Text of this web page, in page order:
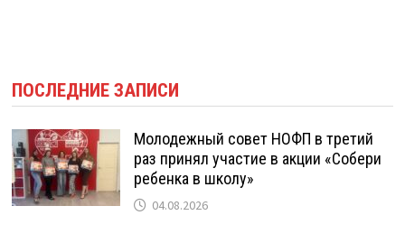
ПОСЛЕДНИЕ ЗАПИСИ
Молодежный совет НОФП в третий
раз принял участие в акции «Собери
ребенка в школу»
04.08.2026